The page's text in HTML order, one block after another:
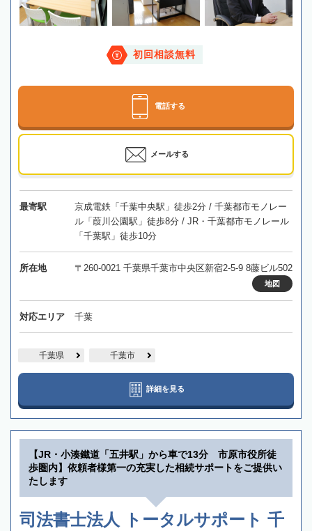
初回相談無料
電話する
メールする
最寄駅
京成電鉄「千葉中央駅」徒歩2分 / 千葉都市モノレー
ル「葭川公園駅」徒歩8分 / JR・千葉都市モノレール
「千葉駅」徒歩10分
所在地 〒260-0021 千葉県千葉市中央区新宿2-5-9 8藤ビル502
地図
対応エリア 千葉
千葉県 千葉市
詳細を見る
【JR・小湊鐵道「五井駅」から車で13分 市原市役所徒
歩圏内】依頼者様第一の充実した相続サポートをご提供い
たします
司法書士法人 トータルサポート 千